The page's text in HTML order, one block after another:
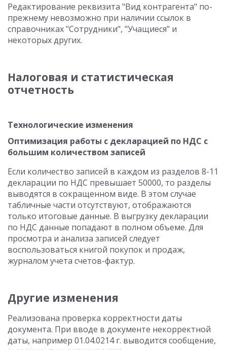
Редактирование реквизита "Вид контрагента" по-
прежнему невозможно при наличии ссылок в
справочниках "Сотрудники", "Учащиеся" и
некоторых других.
Налоговая и статистическая
отчетность
Технологические изменения
Оптимизация работы с декларацией по НДС с
большим количеством записей
Если количество записей в каждом из разделов 8-11
декларации по НДС превышает 50000, то разделы
выводятся в сокращенном виде. В этом случае
табличные части отсутствуют, отображаются
только итоговые данные. В выгрузку декларации
по НДС данные попадают в полном объеме. Для
просмотра и анализа записей следует
воспользоваться книгой покупок и продаж,
журналом учета счетов-фактур.
Другие изменения
Реализована проверка корректности даты
документа. При вводе в документе некорректной
даты, например 01.04.0214 г. выводится сообщение,